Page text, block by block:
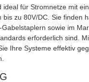
ideal für Stromnetze mit
bis zu 80V/DC. Sie finden
sowie im
erforderlich sind.
Ihre Systeme effektiv